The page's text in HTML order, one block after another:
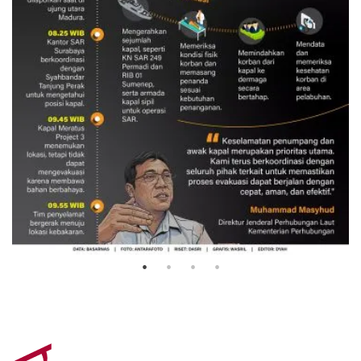
Evakuasi korban kebakaran KM
Mutiara Sentosa 2
3 Agustus 2026